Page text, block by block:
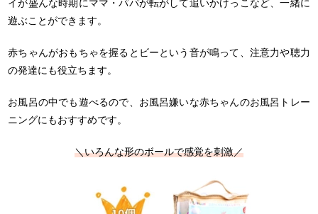
イが盛んな時期にママ・パパが転がして追いかけっこなど、一緒に
遊ぶことができます。
赤ちゃんがおもちゃを握るとビーという音が鳴って、注意力や聴力
の発達にも役立ちます。
お風呂の中でも遊べるので、お風呂嫌いな赤ちゃんのお風呂トレー
ニングにもおすすめです。
＼いろんな形のボールで感覚を刺激／